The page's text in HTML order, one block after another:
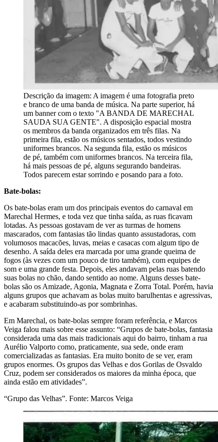
Descrição da imagem: A imagem é uma fotografia preto
e branco de uma banda de música. Na parte superior, há
um banner com o texto "A BANDA DE MARECHAL
SAUDA SUA GENTE". A disposição espacial mostra
os membros da banda organizados em três filas. Na
primeira fila, estão os músicos sentados, todos vestindo
uniformes brancos. Na segunda fila, estão os músicos
de pé, também com uniformes brancos. Na terceira fila,
há mais pessoas de pé, alguns segurando bandeiras.
Todos parecem estar sorrindo e posando para a foto.
Bate-bolas:
Os bate-bolas eram um dos principais eventos do carnaval em
Marechal Hermes, e toda vez que tinha saída, as ruas ficavam
lotadas. As pessoas gostavam de ver as turmas de homens
mascarados, com fantasias tão lindas quanto assustadoras, com
volumosos macacões, luvas, meias e casacas com algum tipo de
desenho. A saída deles era marcada por uma grande queima de
fogos (às vezes com um pouco de tiro também), com equipes de
som e uma grande festa. Depois, eles andavam pelas ruas batendo
suas bolas no chão, dando sentido ao nome. Alguns desses bate-
bolas são os Amizade, Agonia, Magnata e Zorra Total. Porém, havia
alguns grupos que achavam as bolas muito barulhentas e agressivas,
e acabaram substituindo-as por sombrinhas.
Em Marechal, os bate-bolas sempre foram referência, e Marcos
Veiga falou mais sobre esse assunto: “Grupos de bate-bolas, fantasia
considerada uma das mais tradicionais aqui do bairro, tinham a rua
Aurélio Valporto como, praticamente, sua sede, onde eram
comercializadas as fantasias. Era muito bonito de se ver, eram
grupos enormes. Os grupos das Velhas e dos Gorilas de Osvaldo
Cruz, podem ser considerados os maiores da minha época, que
ainda estão em atividades”.
“Grupo das Velhas”. Fonte: Marcos Veiga